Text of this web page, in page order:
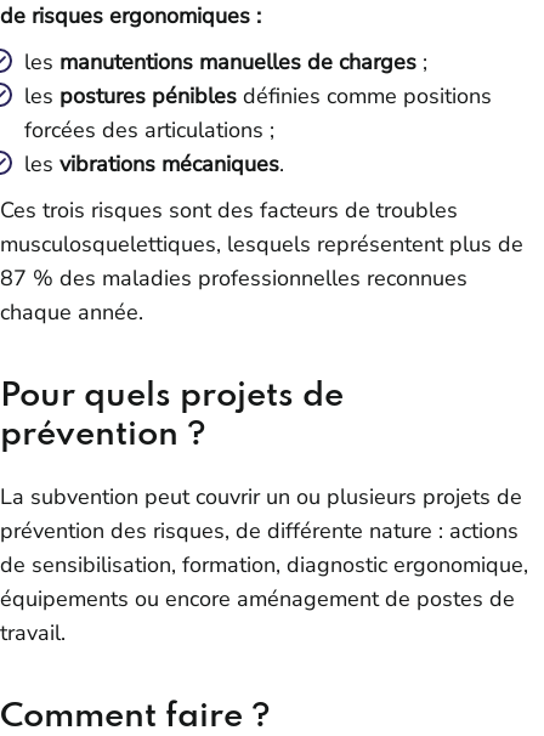
de risques ergonomiques :
les manutentions manuelles de charges ;
les postures pénibles définies comme positions
forcées des articulations ;
les vibrations mécaniques.
Ces trois risques sont des facteurs de troubles
musculosquelettiques, lesquels représentent plus de
87 % des maladies professionnelles reconnues
chaque année.
Pour quels projets de
prévention ?
La subvention peut couvrir un ou plusieurs projets de
prévention des risques, de différente nature : actions
de sensibilisation, formation, diagnostic ergonomique,
équipements ou encore aménagement de postes de
travail.
Comment faire ?